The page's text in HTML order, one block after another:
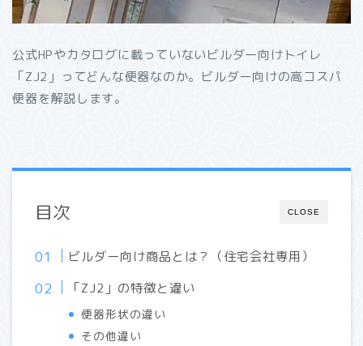
公式HPやカタログに載っていないビルダー向けトイレ
「ZJ2」ってどんな便器なのか。ビルダー向けの高コスパ
便器を解説します。
CLOSE
目次
ビルダー向け商品とは？（住宅会社専用）
「ZJ2」の特徴と違い
便器形状の違い
その他違い